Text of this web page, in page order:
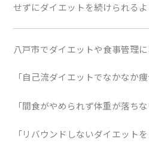
せずにダイエットを続けられるよ
八戸市でダイエットや食事管理
「自己流ダイエットでなかなか痩
「間食がやめられず体重が落ちな
「リバウンドしないダイエットを